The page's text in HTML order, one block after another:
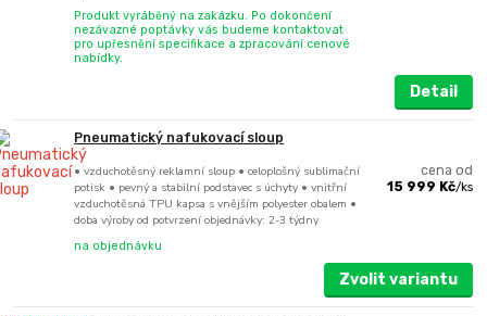
Produkt vyráběný na zakázku. Po dokončení
nezávazné poptávky vás budeme kontaktovat
pro upřesnění specifikace a zpracování cenové
nabídky.
Detail
Pneumatický nafukovací sloup
• vzduchotěsný reklamní sloup • celoplošný sublimační
potisk • pevný a stabilní podstavec s úchyty • vnitřní
vzduchotěsná TPU kapsa s vnějším polyester obalem •
doba výroby od potvrzení objednávky: 2-3 týdny
cena od
15 999 Kč/ks
na objednávku
Zvolit variantu